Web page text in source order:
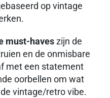
op vintage
must-haveszijn de
en de onmisbare
met een statement
oorbellen om wat
vintage/retro vibe.